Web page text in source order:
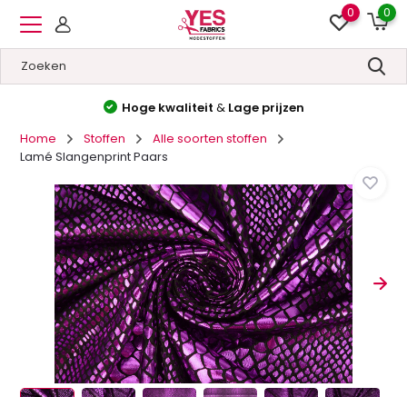
0 0
Hoge kwaliteit & Lage prijzen
Home
Stoffen
Alle soorten stoffen
Lamé Slangenprint Paars